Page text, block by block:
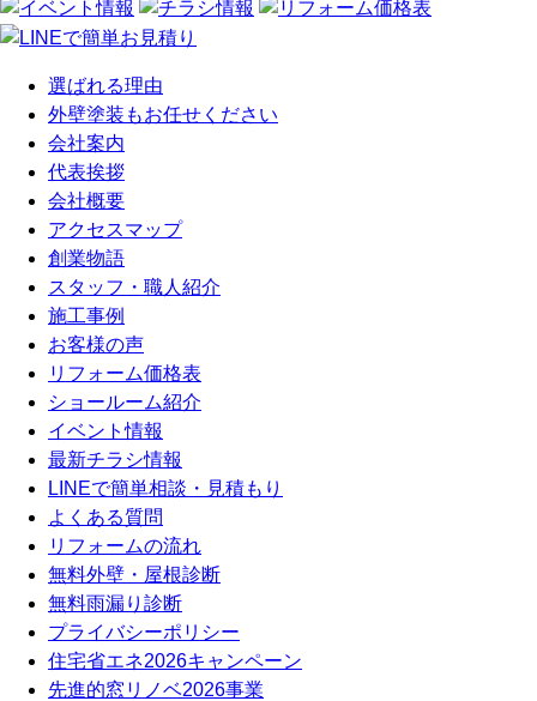
選ばれる理由
外壁塗装もお任せください
会社案内
代表挨拶
会社概要
アクセスマップ
創業物語
スタッフ・職人紹介
施工事例
お客様の声
リフォーム価格表
ショールーム紹介
イベント情報
最新チラシ情報
LINEで簡単相談・見積もり
よくある質問
リフォームの流れ
無料外壁・屋根診断
無料雨漏り診断
プライバシーポリシー
住宅省エネ2026キャンペーン
先進的窓リノベ2026事業